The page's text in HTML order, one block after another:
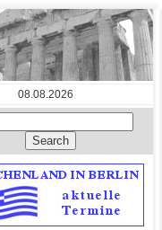
08.08.2026